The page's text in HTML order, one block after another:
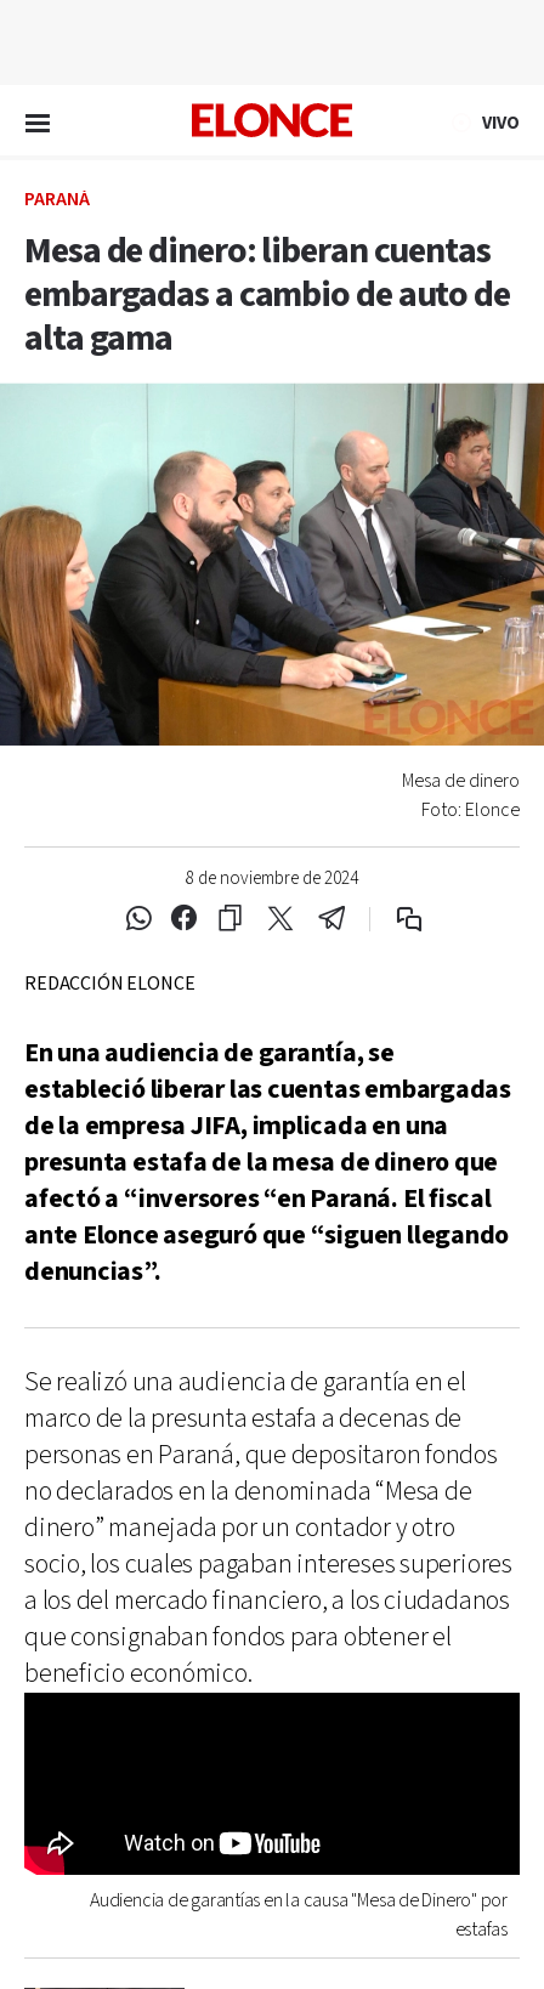
VIVO
PARANÁ
Mesa de dinero: liberan cuentas
embargadas a cambio de auto de
alta gama
8 de noviembre de 2024
Mesa de dinero
Foto: Elonce
REDACCIÓN ELONCE
En una audiencia de garantía, se
estableció liberar las cuentas embargadas
de la empresa JIFA, implicada en una
presunta estafa de la mesa de dinero que
afectó a “inversores “en Paraná. El fiscal
ante Elonce aseguró que “siguen llegando
denuncias”.
Se realizó una audiencia de garantía en el
marco de la presunta estafa a decenas de
personas en Paraná, que depositaron fondos
no declarados en la denominada “Mesa de
dinero” manejada por un contador y otro
socio, los cuales pagaban intereses superiores
a los del mercado financiero, a los ciudadanos
que consignaban fondos para obtener el
beneficio económico.
Audiencia de garantías en la causa "Mesa de Dinero" por
estafas